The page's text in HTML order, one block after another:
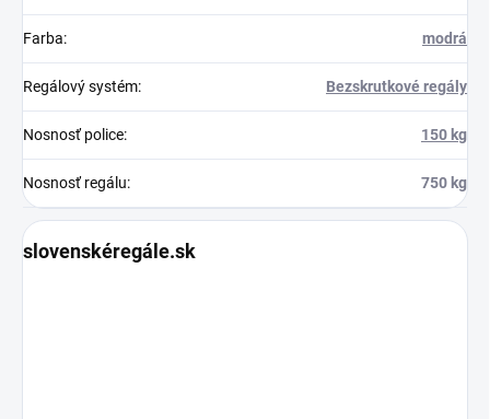
Farba: modrá
Regálový systém: Bezskrutkové regály
Nosnosť police: 150 kg
Nosnosť regálu: 750 kg
slovenskéregále.sk